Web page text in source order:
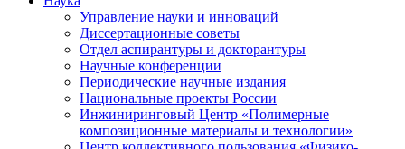
Управление науки и инноваций
Диссертационные советы
Отдел аспирантуры и докторантуры
Научные конференции
Периодические научные издания
Национальные проекты России
Инжиниринговый Центр «Полимерные
композиционные материалы и технологии»